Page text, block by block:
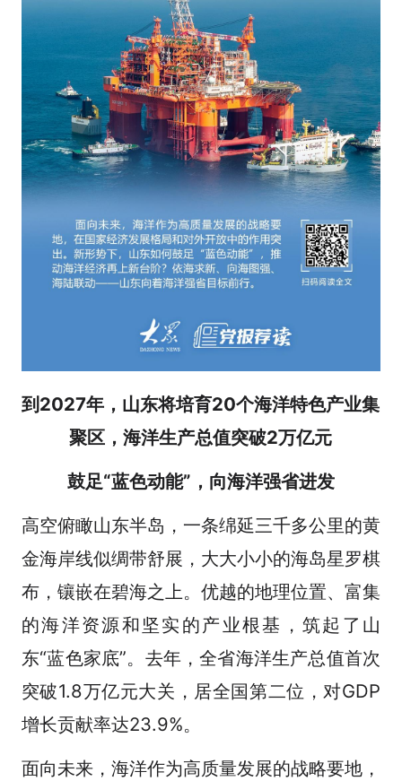
到2027年，山东将培育20个海洋特色产业集
聚区，海洋生产总值突破2万亿元
鼓足“蓝色动能”，向海洋强省进发
高空俯瞰山东半岛，一条绵延三千多公里的黄
金海岸线似绸带舒展，大大小小的海岛星罗棋
布，镶嵌在碧海之上。优越的地理位置、富集
的海洋资源和坚实的产业根基，筑起了山
东“蓝色家底”。去年，全省海洋生产总值首次
突破1.8万亿元大关，居全国第二位，对GDP
增长贡献率达23.9%。
面向未来，海洋作为高质量发展的战略要地，